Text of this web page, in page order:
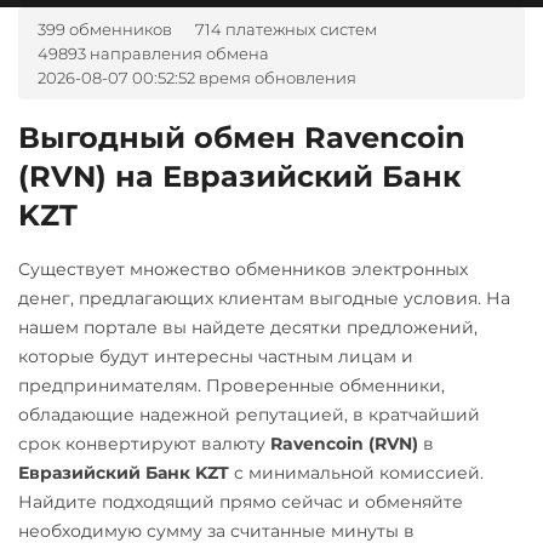
Kaspa (KAS)
Lido DAO (LDO)
Monero (XMR)
NEAR Protocol
Notcoin (NOT)
ONDO
Ontology (ONT)
PancakeSwap (CAKE)
Pax Dollar (USDP)
ERC20
Любой банк
RUB PLN VND
Открытие RUB
ОТП Банк
UAH
Ощадбанк UAH
Почта Банк RUB
Приват24
UAH
Промсвязьбанк RUB
ПУМБ UAH
Kava
Litecoin (LTC)
Monero (XMR)
NEAR Protocol
Ontology (ONT)
Optimism (OP)
PancakeSwap (CAKE)
Pax Dollar (USDP)
ERC20
Pepe
USD RUB
CNY
BGN
CZK GEL
TJS
AED UZS
BRL
А-Банк UAH
Авангард RUB
Ак Барс Банк RUB
Альфа-Банк
RUB CASH-IN RUB
Беларусбанк BYN
399 обменников
714 платежных систем
49893 направления обмена
2026-08-07 00:52:52 время обновления
Выгодный обмен Ravencoin
(RVN) на Евразийский Банк
KZT
Существует множество обменников электронных
денег, предлагающих клиентам выгодные условия. На
нашем портале вы найдете десятки предложений,
которые будут интересны частным лицам и
предпринимателям. Проверенные обменники,
обладающие надежной репутацией, в кратчайший
срок конвертируют валюту Ravencoin (RVN) в
Евразийский Банк KZT с минимальной комиссией.
Найдите подходящий прямо сейчас и обменяйте
необходимую сумму за считанные минуты в